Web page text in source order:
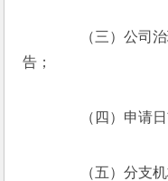
（三）公司治
告；
（四）申请日
（五）分支机